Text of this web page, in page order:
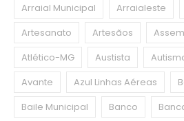
Arraial Municipal
Arraialeste
Artesanato
Artesãos
Atlético-MG
Austista
Avante
Azul Linhas Aéreas
Baile Municipal
Banco